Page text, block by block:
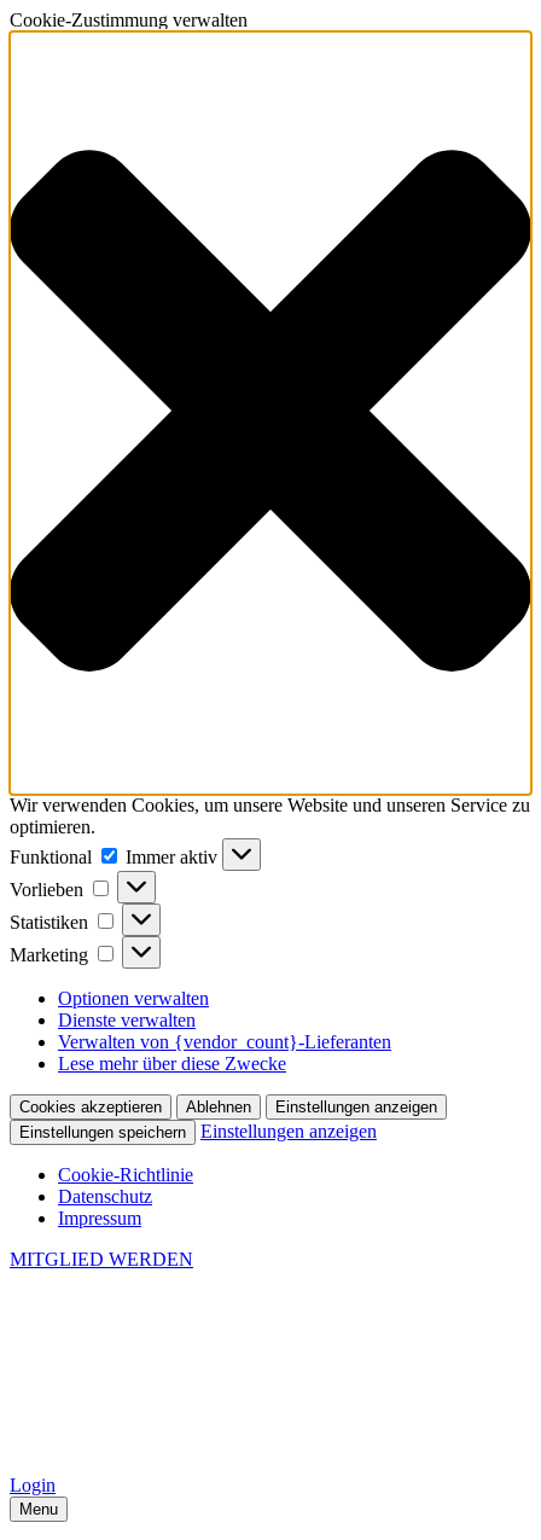
Cookie-Zustimmung verwalten
Wir verwenden Cookies, um unsere Website und unseren Service zu
optimieren.
Funktional
Funktional
Immer aktiv
Vorlieben
Vorlieben
Statistiken Statistiken
Marketing Marketing
Optionen verwalten
Dienste verwalten
Verwalten von {vendor_count}-Lieferanten
Lese mehr über diese Zwecke
Cookies akzeptieren Ablehnen
Einstellungen anzeigen
Einstellungen speichern
Einstellungen anzeigen
Cookie-Richtlinie
Datenschutz
Impressum
MITGLIED WERDEN
Login
Menu